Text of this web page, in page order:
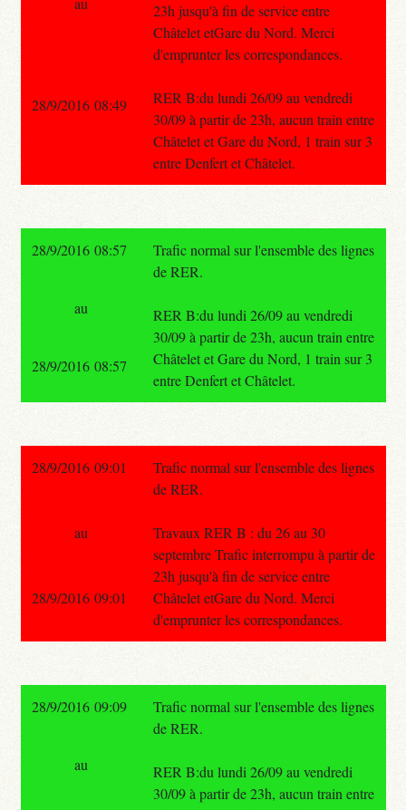
23h jusqu'à fin de service entre
Châtelet etGare du Nord. Merci
d'emprunter les correspondances.
RER B:du lundi 26/09 au vendredi
30/09 à partir de 23h, aucun train entre
Châtelet et Gare du Nord, 1 train sur 3
entre Denfert et Châtelet.
28/9/2016 08:49
28/9/2016 08:57
Trafic normal sur l'ensemble des lignes
de RER.
RER B:du lundi 26/09 au vendredi
30/09 à partir de 23h, aucun train entre
Châtelet et Gare du Nord, 1 train sur 3
entre Denfert et Châtelet.
au
28/9/2016 08:57
28/9/2016 09:01
Trafic normal sur l'ensemble des lignes
de RER.
Travaux RER B : du 26 au 30
septembre Trafic interrompu à partir de
23h jusqu'à fin de service entre
Châtelet etGare du Nord. Merci
d'emprunter les correspondances.
au
28/9/2016 09:01
28/9/2016 09:09
Trafic normal sur l'ensemble des lignes
de RER.
RER B:du lundi 26/09 au vendredi
30/09 à partir de 23h, aucun train entre
au